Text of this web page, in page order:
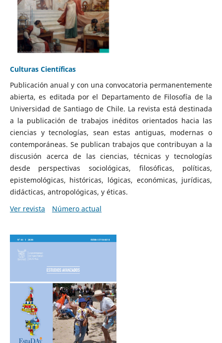
Culturas Científicas
Publicación anual y con una convocatoria permanentemente
abierta, es editada por el Departamento de Filosofía de la
Universidad de Santiago de Chile. La revista está destinada
a la publicación de trabajos inéditos orientados hacia las
ciencias y tecnologías, sean estas antiguas, modernas o
contemporáneas. Se publican trabajos que contribuyan a la
discusión acerca de las ciencias, técnicas y tecnologías
desde perspectivas sociológicas, filosóficas, políticas,
epistemológicas, históricas, lógicas, económicas, jurídicas,
didácticas, antropológicas, y éticas.
Ver revista
Número actual